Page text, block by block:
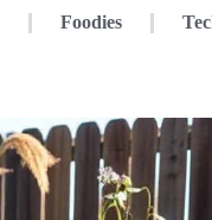
Foodies